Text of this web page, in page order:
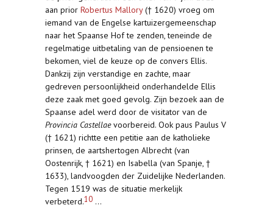
aan prior Robertus Mallory(† 1620) vroeg om
iemand van de Engelse kartuizergemeenschap
naar het Spaanse Hof te zenden, teneinde de
regelmatige uitbetaling van de pensioenen te
bekomen, viel de keuze op de convers Ellis.
Dankzij zijn verstandige en zachte, maar
gedreven persoonlijkheid onderhandelde Ellis
deze zaak met goed gevolg. Zijn bezoek aan de
Spaanse adel werd door de visitator van de
Provincia Castellaevoorbereid. Ook paus Paulus V
(† 1621) richtte een petitie aan de katholieke
prinsen, de aartshertogen Albrecht (van
Oostenrijk, † 1621) en Isabella (van Spanje, †
1633), landvoogden der Zuidelijke Nederlanden.
Tegen 1519 was de situatie merkelijk
verbeterd.10 ...